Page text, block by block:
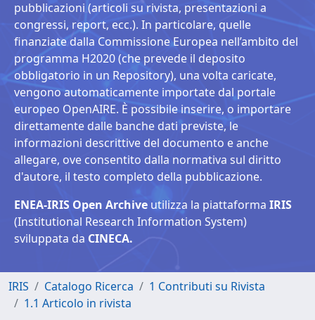
pubblicazioni (articoli su rivista, presentazioni a
congressi, report, ecc.). In particolare, quelle
finanziate dalla Commissione Europea nell’ambito del
programma H2020 (che prevede il deposito
obbligatorio in un Repository), una volta caricate,
vengono automaticamente importate dal portale
europeo OpenAIRE. È possibile inserire, o importare
direttamente dalle banche dati previste, le
informazioni descrittive del documento e anche
allegare, ove consentito dalla normativa sul diritto
d'autore, il testo completo della pubblicazione.
ENEA-IRIS Open Archive utilizza la piattaforma IRIS
(Institutional Research Information System)
sviluppata da CINECA.
IRIS Catalogo Ricerca
1 Contributi su Rivista
1.1 Articolo in rivista